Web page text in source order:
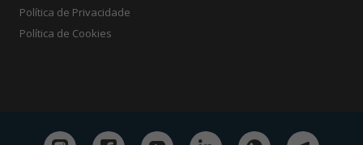
Política de Privacidade
Política de Cookies